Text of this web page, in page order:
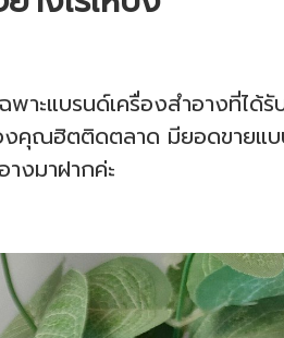
พาะแบรนด์เครื่องสำอางที่ไ
องคุณฮิตติดตลาด มียอดขาย
งมาฝากค่ะ